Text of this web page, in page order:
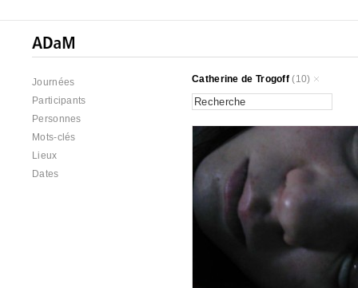
Journées
Participants
Personnes
Mots-clés
Lieux
Dates
Catherine de Trogoff (10)